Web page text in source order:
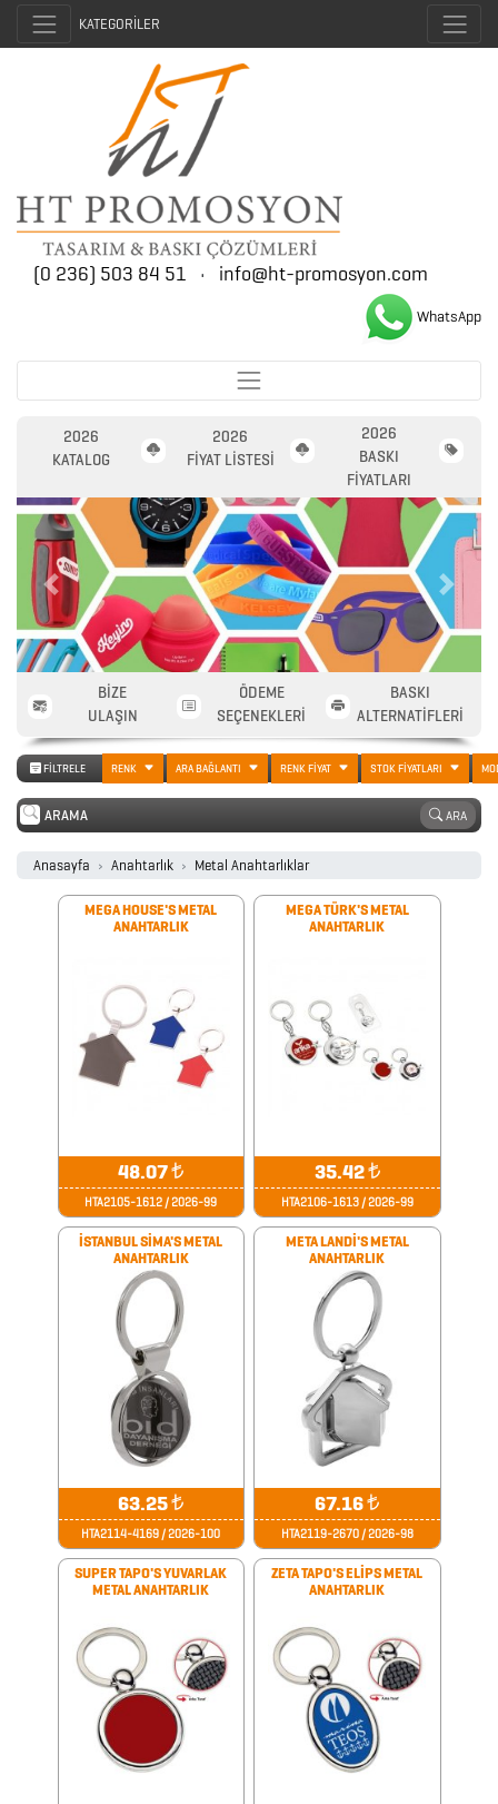
PROMOSYON
AJANDA
PROMOSYON
TAKVİM
ANAHTARLIK
AKSESUARLARI
AYNALAR
BARDAK
BARDAK
ALTLIKLARI
KATEGORİLER
(0 236) 503 84 51 • info@ht-promosyon.com
WhatsApp
2026
KATALOG
2026
FİYAT LİSTESİ
2026
BASKI
FİYATLARI
Previous Next
BİZE
ULAŞIN
ÖDEME
SEÇENEKLERİ
BASKI
ALTERNATİFLERİ
FİLTRELE RENK ARA BAĞLANTI RENK FİYAT STOK FİYATLARI
ARA
Anasayfa Anahtarlık Metal Anahtarlıklar
MEGA HOUSE'S METAL
ANAHTARLIK
48.07₺
HTA2105-1612 / 2026-99
MEGA TÜRK'S METAL
ANAHTARLIK
35.42₺
HTA2106-1613 / 2026-99
İSTANBUL SİMA'S METAL
ANAHTARLIK
63.25₺
HTA2114-4169 / 2026-100
META LANDİ'S METAL
ANAHTARLIK
67.16₺
HTA2119-2670 / 2026-98
SUPER TAPO'S YUVARLAK
METAL ANAHTARLIK
ZETA TAPO'S ELİPS METAL
ANAHTARLIK